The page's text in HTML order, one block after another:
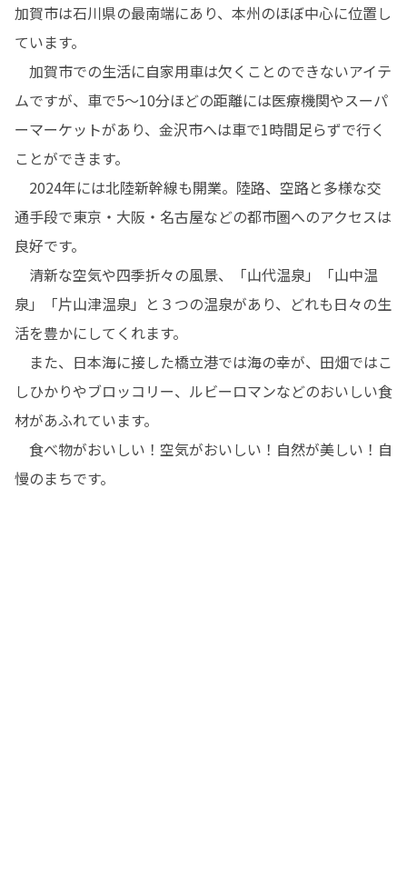
加賀市は石川県の最南端にあり、本州のほぼ中心に位置し
ています。
加賀市での生活に自家用車は欠くことのできないアイテ
ムですが、車で5～10分ほどの距離には医療機関やスーパ
ーマーケットがあり、金沢市へは車で1時間足らずで行く
ことができます。
2024年には北陸新幹線も開業。陸路、空路と多様な交
通手段で東京・大阪・名古屋などの都市圏へのアクセスは
良好です。
清新な空気や四季折々の風景、「山代温泉」「山中温
泉」「片山津温泉」と３つの温泉があり、どれも日々の生
活を豊かにしてくれます。
また、日本海に接した橋立港では海の幸が、田畑ではこ
しひかりやブロッコリー、ルビーロマンなどのおいしい食
材があふれています。
食べ物がおいしい！空気がおいしい！自然が美しい！自
慢のまちです。